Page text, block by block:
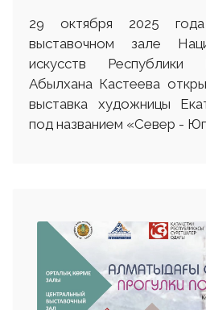
29 октября 2025
выставочном зале
искусств Республики
Абылхана Кастеева
выставка художницы
под названием «Север -